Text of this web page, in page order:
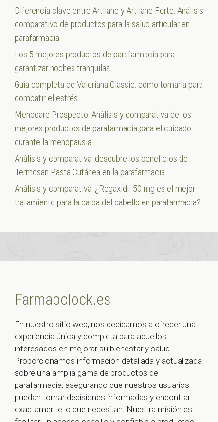
Diferencia clave entre Artilane y Artilane Forte: Análisis
comparativo de productos para la salud articular en
parafarmacia
Los 5 mejores productos de parafarmacia para
garantizar noches tranquilas
Guía completa de Valeriana Classic: cómo tomarla para
combatir el estrés
Menocare Prospecto: Análisis y comparativa de los
mejores productos de parafarmacia para el cuidado
durante la menopausia
Análisis y comparativa: descubre los beneficios de
Termosan Pasta Cutánea en la parafarmacia
Análisis y comparativa: ¿Regaxidil 50 mg es el mejor
tratamiento para la caída del cabello en parafarmacia?
Farmaoclock.es
En nuestro sitio web, nos dedicamos a ofrecer una
experiencia única y completa para aquellos
interesados en mejorar su bienestar y salud.
Proporcionamos información detallada y actualizada
sobre una amplia gama de productos de
parafarmacia, asegurando que nuestros usuarios
puedan tomar decisiones informadas y encontrar
exactamente lo que necesitan. Nuestra misión es